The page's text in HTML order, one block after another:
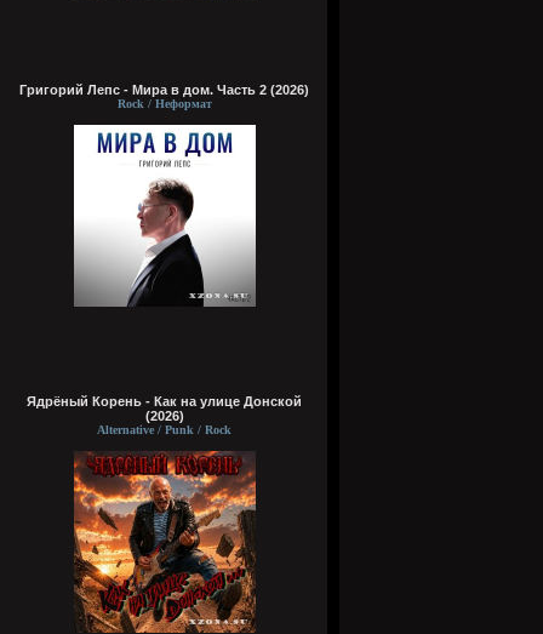
Григорий Лепс - Мира в дом. Часть 2 (2026)
Rock / Неформат
Ядрёный Корень - Как на улице Донской
(2026)
Alternative / Punk / Rock